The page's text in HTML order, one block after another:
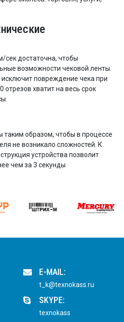
сек достаточна, чтобы
возможности чековой ленты.
повреждение чека при
отрезов хватит на весь срок
образом, чтобы в процессе
не возникало сложностей. К
устройства позволит
чем за 3 секунды
E-MAIL:
t_k@texnokass.ru
SKYPE:
texnokass